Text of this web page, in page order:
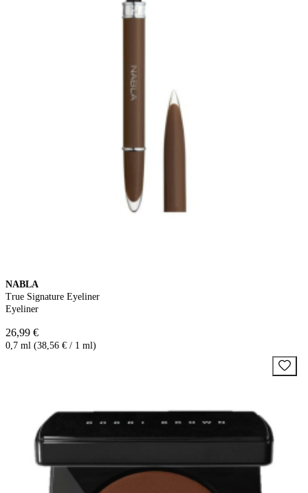
NABLA
True Signature Eyeliner
Eyeliner
26,99 €
0,7 ml (38,56 € / 1 ml)